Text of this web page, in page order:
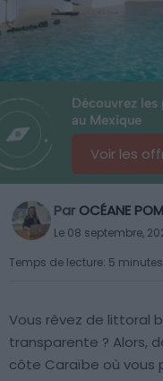
Découvrez
au Mexique
Voir les
Par OCÉANE
Le 08 septembre,
Temps de lecture: 5 minutes
Vous rêvez de littoral
transparente ? Alors,
côte Caraïbe où vous